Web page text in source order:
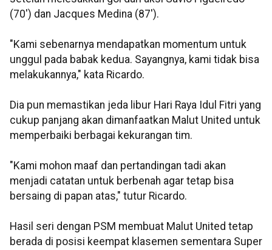
(70') dan Jacques Medina (87').
"Kami sebenarnya mendapatkan momentum untuk
unggul pada babak kedua. Sayangnya, kami tidak bisa
melakukannya," kata Ricardo.
Dia pun memastikan jeda libur Hari Raya Idul Fitri yang
cukup panjang akan dimanfaatkan Malut United untuk
memperbaiki berbagai kekurangan tim.
"Kami mohon maaf dan pertandingan tadi akan
menjadi catatan untuk berbenah agar tetap bisa
bersaing di papan atas," tutur Ricardo.
Hasil seri dengan PSM membuat Malut United tetap
berada di posisi keempat klasemen sementara Super